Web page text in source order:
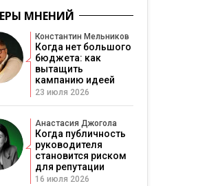
МНЕНИЙ
Константин Мельников
Когда нет большого
бюджета: как
вытащить
кампанию идеей
23 июля 2026
Анастасия Джогола
Когда публичность
руководителя
становится риском
для репутации
16 июля 2026